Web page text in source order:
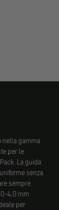
nella gamma
per le
La guida
senza
sempre
4,0 mm
per